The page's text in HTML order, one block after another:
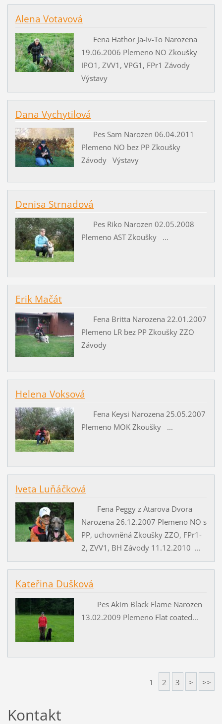
Alena Votavová
Fena Hathor Ja-Iv-To Narozena
19.06.2006 Plemeno NO Zkoušky
IPO1, ZVV1, VPG1, FPr1 Závody
Výstavy
Dana Vychytilová
Pes Sam Narozen 06.04.2011
Plemeno NO bez PP Zkoušky
Závody Výstavy
Denisa Strnadová
Pes Riko Narozen 02.05.2008
Plemeno AST Zkoušky ...
Erik Mačát
Fena Britta Narozena 22.01.2007
Plemeno LR bez PP Zkoušky ZZO
Závody
Helena Voksová
Fena Keysi Narozena 25.05.2007
Plemeno MOK Zkoušky ...
Iveta Luňáčková
Fena Peggy z Atarova Dvora
Narozena 26.12.2007 Plemeno NO s
PP, uchovněná Zkoušky ZZO, FPr1-
2, ZVV1, BH Závody 11.12.2010 ...
Kateřina Dušková
Pes Akim Black Flame Narozen
13.02.2009 Plemeno Flat coated...
1 2 3 > >>
Kontakt